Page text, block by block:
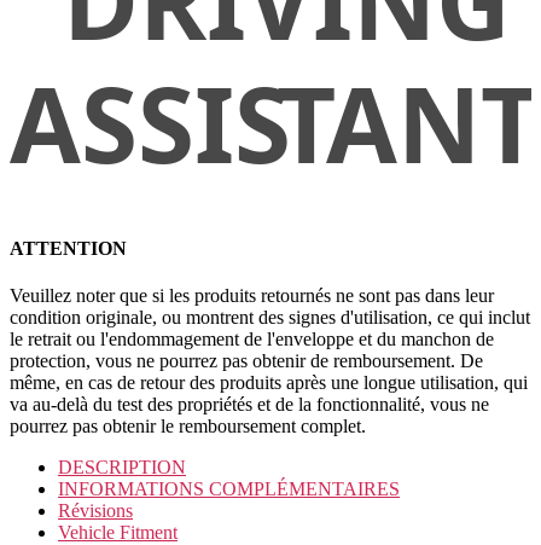
ATTENTION
Veuillez noter que si les produits retournés ne sont pas dans leur
condition originale, ou montrent des signes d'utilisation, ce qui inclut
le retrait ou l'endommagement de l'enveloppe et du manchon de
protection, vous ne pourrez pas obtenir de remboursement. De
même, en cas de retour des produits après une longue utilisation, qui
va au-delà du test des propriétés et de la fonctionnalité, vous ne
pourrez pas obtenir le remboursement complet.
DESCRIPTION
INFORMATIONS COMPLÉMENTAIRES
Révisions
Vehicle Fitment